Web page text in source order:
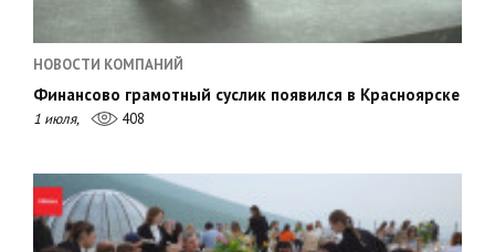
НОВОСТИ КОМПАНИЙ
Финансово грамотный суслик появился в Красноярске
1 июля, 408